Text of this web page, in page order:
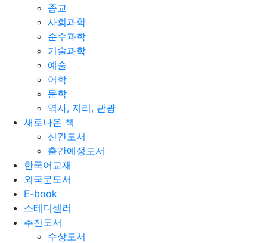
종교
사회과학
순수과학
기술과학
예술
어학
문학
역사, 지리, 관광
새로나온 책
신간도서
출간예정도서
한국어교재
외국문도서
E-book
스테디셀러
추천도서
수상도서